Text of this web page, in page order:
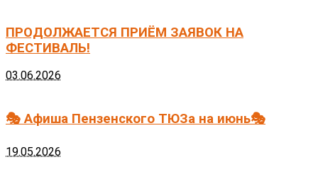
ПРОДОЛЖАЕТСЯ ПРИЁМ ЗАЯВОК НА
ФЕСТИВАЛЬ!
03.06.2026
🎭 Афиша Пензенского ТЮЗа на июнь🎭
19.05.2026